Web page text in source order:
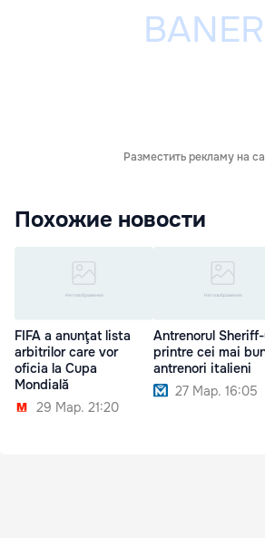
Разместить рекламу на
Похожие новости
FIFA a anunţat lista
arbitrilor care vor
oficia la Cupa
Mondială
29 Мар. 21:20
Antrenorul
printre cei mai
antrenori italieni
27 Мар. 16:05